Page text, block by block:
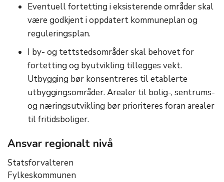
Eventuell fortetting i eksisterende områder skal
være godkjent i oppdatert kommuneplan og
reguleringsplan.
I by- og tettstedsområder skal behovet for
fortetting og byutvikling tillegges vekt.
Utbygging bør konsentreres til etablerte
utbyggingsområder. Arealer til bolig-, sentrums-
og næringsutvikling bør prioriteres foran arealer
til fritidsboliger.
Ansvar regionalt nivå
Statsforvalteren
Fylkeskommunen